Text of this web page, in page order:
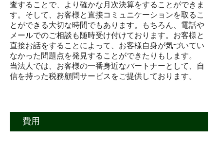
査することで、より確かな月次決算をすることができま
す。そして、お客様と直接コミュニケーションを取るこ
とができる大切な時間でもあります。もちろん、電話や
メールでのご相談も随時受け付けております。お客様と
直接お話をすることによって、お客様自身が気づいてい
なかった問題点を発見することができたりもします。
当法人では、お客様の一番身近なパートナーとして、自
信を持った税務顧問サービスをご提供しております。
費用